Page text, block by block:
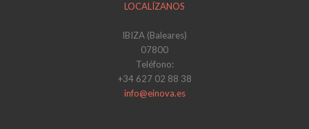
LOCALÍZANOS
IBIZA (Baleares)
07800
Teléfono:
+34 627 02 88 38
info@einova.es